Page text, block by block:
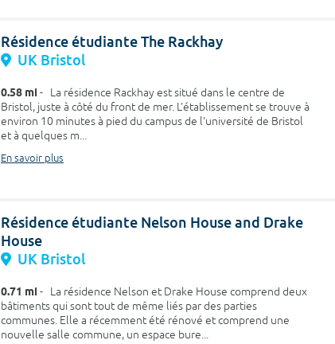
Résidence étudiante The Rackhay
UK Bristol
0.58 mi - La résidence Rackhay est situé dans le centre de
Bristol, juste à côté du front de mer. L'établissement se trouve à
environ 10 minutes à pied du campus de l'université de Bristol
et à quelques m...
En savoir plus
Résidence étudiante Nelson House and Drake
House
UK Bristol
0.71 mi - La résidence Nelson et Drake House comprend deux
bâtiments qui sont tout de même liés par des parties
communes. Elle a récemment été rénové et comprend une
nouvelle salle commune, un espace bure...